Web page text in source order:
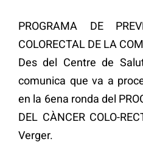
PROGRAMA DE
COLORECTAL DE LA
Des del Centre de
comunica que va a
en la 6ena ronda del
DEL CÀNCER COLO-
Verger.